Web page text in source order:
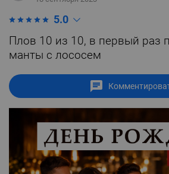
5.0
Плов 10 из 10, в первый раз
манты с лососем